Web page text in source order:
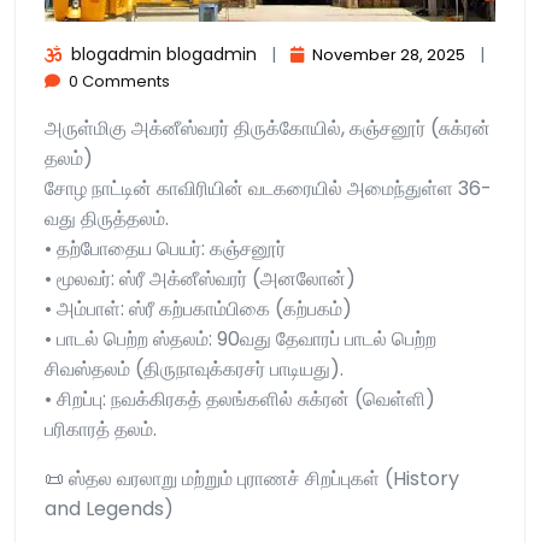
blogadmin blogadmin | November 28, 2025 |
0 Comments
அருள்மிகு அக்னீஸ்வரர் திருக்கோயில், கஞ்சனூர் (சுக்ரன்
தலம்)
சோழ நாட்டின் காவிரியின் வடகரையில் அமைந்துள்ள 36-
வது திருத்தலம்.
• தற்போதைய பெயர்: கஞ்சனூர்
• மூலவர்: ஸ்ரீ அக்னீஸ்வரர் (அனலோன்)
• அம்பாள்: ஸ்ரீ கற்பகாம்பிகை (கற்பகம்)
• பாடல் பெற்ற ஸ்தலம்: 90வது தேவாரப் பாடல் பெற்ற
சிவஸ்தலம் (திருநாவுக்கரசர் பாடியது).
• சிறப்பு: நவக்கிரகத் தலங்களில் சுக்ரன் (வெள்ளி)
பரிகாரத் தலம்.
📜 ஸ்தல வரலாறு மற்றும் புராணச் சிறப்புகள் (History
and Legends)